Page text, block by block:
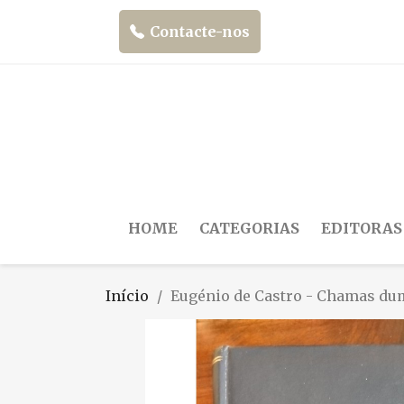
Contacte-nos
HOME CATEGORIAS EDITORAS
Início Eugénio de Castro - Chamas